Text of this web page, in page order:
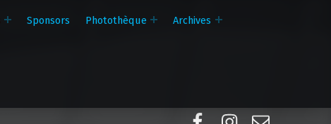
Sponsors Photothèque Archives
Facebook
Instagram
E-mail